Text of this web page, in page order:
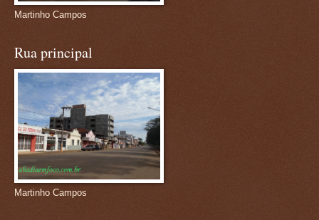
Martinho Campos
Rua principal
Martinho Campos